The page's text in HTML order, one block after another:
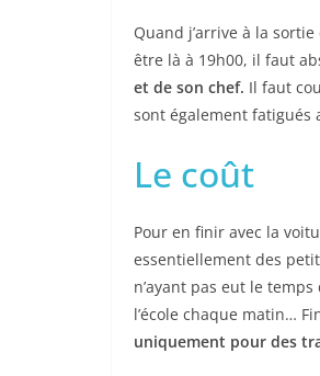
Quand j’arrive à la
être là à 19h00, il faut
et de son chef. Il faut
sont également fatigués
Le coût
Pour en finir avec la
essentiellement des
n’ayant pas eut le
l’école chaque matin…
uniquement pour des